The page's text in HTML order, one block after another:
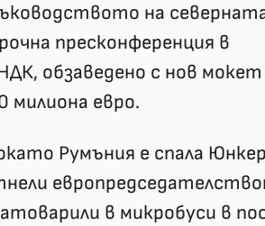
на
пресконференция в
обзаведено с нов
милиона евро.
Румъния е спала
в микробуси в